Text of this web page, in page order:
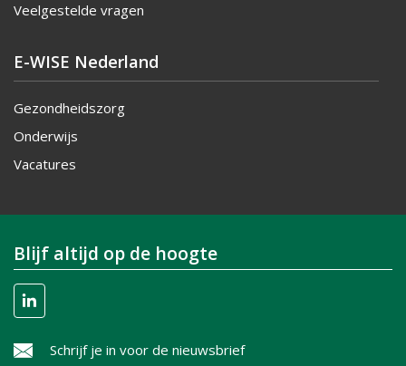
Veelgestelde vragen
E-WISE Nederland
Gezondheidszorg
Onderwijs
Vacatures
Blijf altijd op de hoogte
Schrijf je in voor de nieuwsbrief